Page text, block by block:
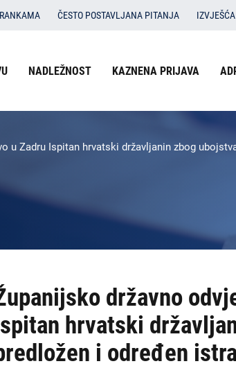
ČESTO POSTAVLJANA PITANJA
Izbornik
zaglavlju
-
O državnom odvjetništvu
Nadležnost
Kaznena prijava
Kontakti
Izbornik
na
naslovnoj
-
DORH
USKOK
Županijska državna odvjetništva
NADLEŽNOST KAZNENA PRIJAVA
u Zadru Ispitan hrvatski državljanin zbog
državno
hrvatski
i određen